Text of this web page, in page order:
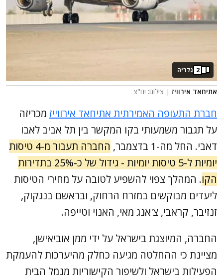
אתיחאד אירוויז | צילום: יח"צ
2 גלריה
חברת התעופה האמירתית אתיחאד אירווייז מכריזה
על תגבור משמעותי בקו המקשר בין תל אביב לאבו
דאבי. החל מה-1 בדצמבר,
החברה תעבור מ-4 טיסות
יומיות ל-5 טיסות יומיות - גידול של כ-25% בתדירות
הקו. המהלך צפוי להשפיע לטובה על מחירי הטיסות
ליעדים מבוקשים במזרח הרחוק, ובראשם בנגקוק,
זנזיבר, קראבי, צ'אנג מאי, האנוי וטייפה.
החברה, המיוצגת בישראל על ידי ממן אוביאישן,
מציינת כי ההחלטה מגיעה כחלק מהיערכות להעמקת
הפעילות בישראל ולשיפור הקישוריות מנמל הבית